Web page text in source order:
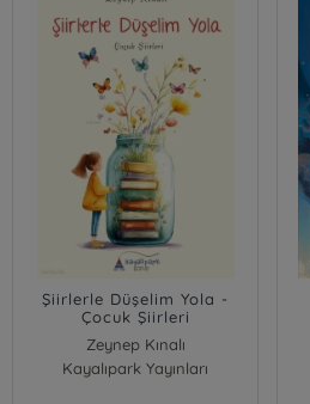
Şiirlerle Düşelim Yola -
Çocuk Şiirleri
Zeynep Kınalı
Kayalıpark Yayınları